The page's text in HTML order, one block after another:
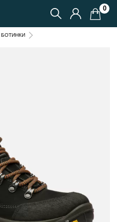
0
БОТИНКИ